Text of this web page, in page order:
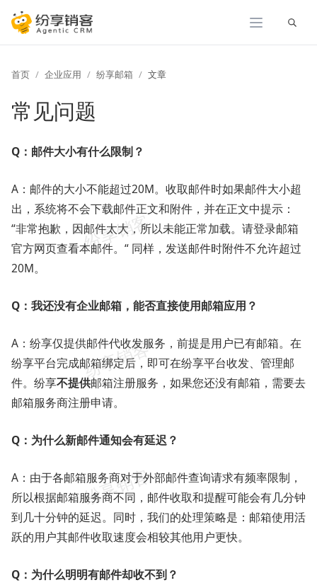
展开
首页 企业应用 纷享邮箱 文章
常见问题
Q：邮件大小有什么限制？
A：邮件的大小不能超过20M。收取邮件时如果邮件大小超
出，系统将不会下载邮件正文和附件，并在正文中提示：
“非常抱歉，因邮件太大，所以未能正常加载。请登录邮箱
官方网页查看本邮件。“ 同样，发送邮件时附件不允许超过
20M。
Q：我还没有企业邮箱，能否直接使用邮箱应用？
A：纷享仅提供邮件代收发服务，前提是用户已有邮箱。在
纷享平台完成邮箱绑定后，即可在纷享平台收发、管理邮
件。纷享不提供邮箱注册服务，如果您还没有邮箱，需要去
邮箱服务商注册申请。
Q：为什么新邮件通知会有延迟？
A：由于各邮箱服务商对于外部邮件查询请求有频率限制，
所以根据邮箱服务商不同，邮件收取和提醒可能会有几分钟
到几十分钟的延迟。同时，我们的处理策略是：邮箱使用活
跃的用户其邮件收取速度会相较其他用户更快。
Q：为什么明明有邮件却收不到？